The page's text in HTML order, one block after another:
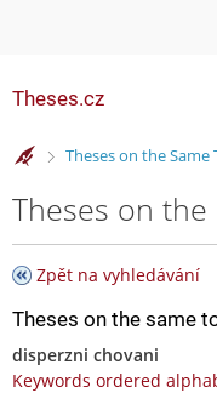
Theses.cz
>
Theses on the Same
Theses on the
Zpět na vyhledávání
Theses on the same
disperzni chovani
Keywords ordered